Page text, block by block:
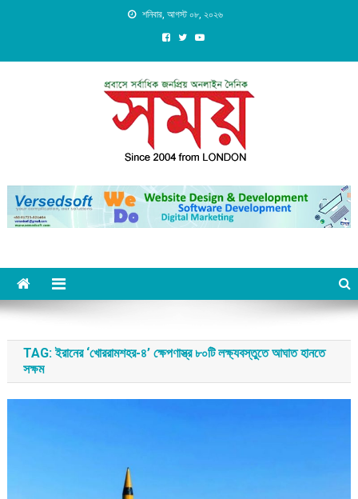
শনিবার, আগস্ট ০৮, ২০২৬
Daily Shomoy, Since 2004
from LONDON
TAG:ইরানের ‘খোররামশহর-৪’ ক্ষেপণাস্ত্র ৮০টি লক্ষ্যবস্তুতে আঘাত হানতে
সক্ষম